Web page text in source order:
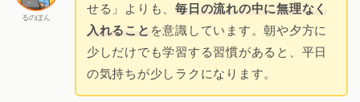
るのぽん
せる」よりも、毎日の流れの中に無理なく
入れること を意識しています。朝や夕方に
少しだけでも学習する習慣があると、平日
の気持ちが少しラクになります。